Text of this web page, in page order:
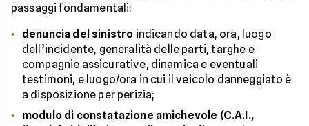
passaggi fondamentali:
denuncia del sinistro indicando data, ora, luogo
dell’incidente, generalità delle parti, targhe e
compagnie assicurative, dinamica e eventuali
testimoni, e luogo/ora in cui il veicolo danneggiato è
a disposizione per perizia;
modulo di constatazione amichevole (C.A.I.,